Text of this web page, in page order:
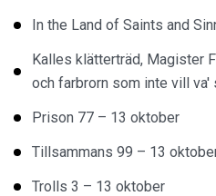
In the Land of Saints and
Kalles klätterträd, Magister
och farbrorn som inte vill
Prison 77 – 13 oktober
Tillsammans 99 – 13
Trolls 3 – 13 oktober